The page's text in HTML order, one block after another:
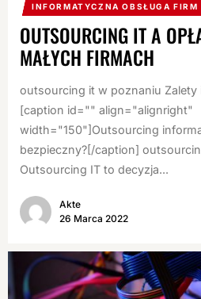
INFORMATYCZNA OBSŁUGA FIRM
OUTSOURCING IT A
MAŁYCH FIRMACH
outsourcing it w poznaniu
[caption id="" align="alignright"
width="150"]Outsourcing
bezpieczny?[/caption]
Outsourcing IT to decyzja...
Akte
26 Marca 2022